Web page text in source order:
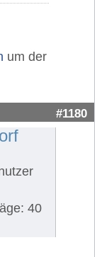
um der
#1180
40